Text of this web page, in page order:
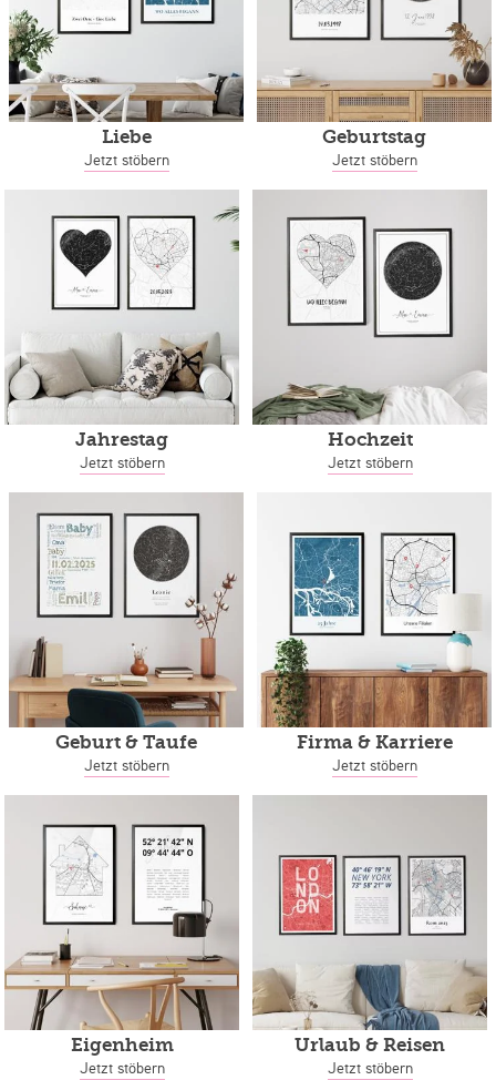
Liebe
Jetzt stöbern
Geburtstag
Jetzt stöbern
Jahrestag
Jetzt stöbern
Hochzeit
Jetzt stöbern
Geburt & Taufe
Jetzt stöbern
Firma & Karriere
Jetzt stöbern
Eigenheim
Jetzt stöbern
Urlaub & Reisen
Jetzt stöbern